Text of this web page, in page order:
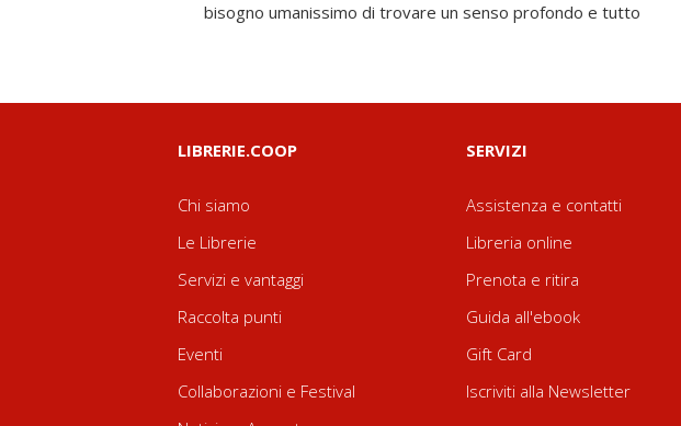
bisogno umanissimo di trovare un senso profondo e tutto
LIBRERIE.COOP
Chi siamo
Le Librerie
Servizi e vantaggi
Raccolta punti
Eventi
Collaborazioni e Festival
SERVIZI
Assistenza e contatti
Libreria online
Prenota e ritira
Guida all'ebook
Gift Card
Iscriviti alla Newsletter